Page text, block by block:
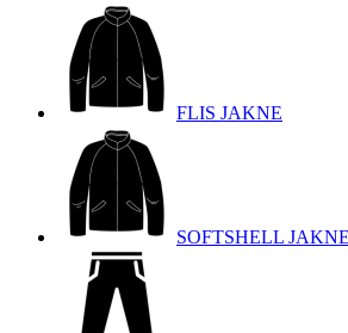
FLIS JAKNE
SOFTSHELL JAKNE